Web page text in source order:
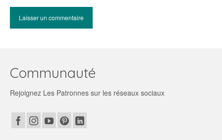
Communauté
Rejoignez Les Patronnes sur les réseaux sociaux